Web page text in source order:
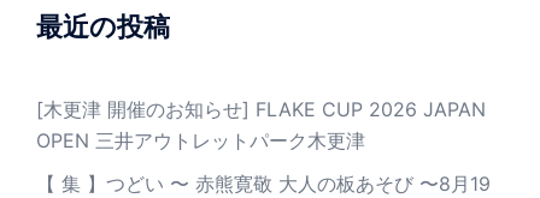
最近の投稿
[木更津 開催のお知らせ] FLAKE CUP 2026 JAPAN
OPEN 三井アウトレットパーク木更津
【 集 】つどい 〜 赤熊寛敬 大人の板あそび 〜8月19